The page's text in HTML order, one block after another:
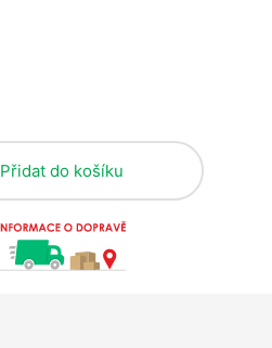
Přidat do košíku